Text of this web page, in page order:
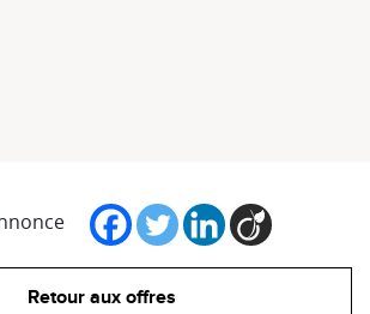
Retour aux offres